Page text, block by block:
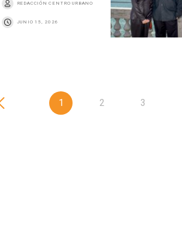
REDACCIÓN CENTRO URBANO
JUNIO 15, 2026
1 2 3